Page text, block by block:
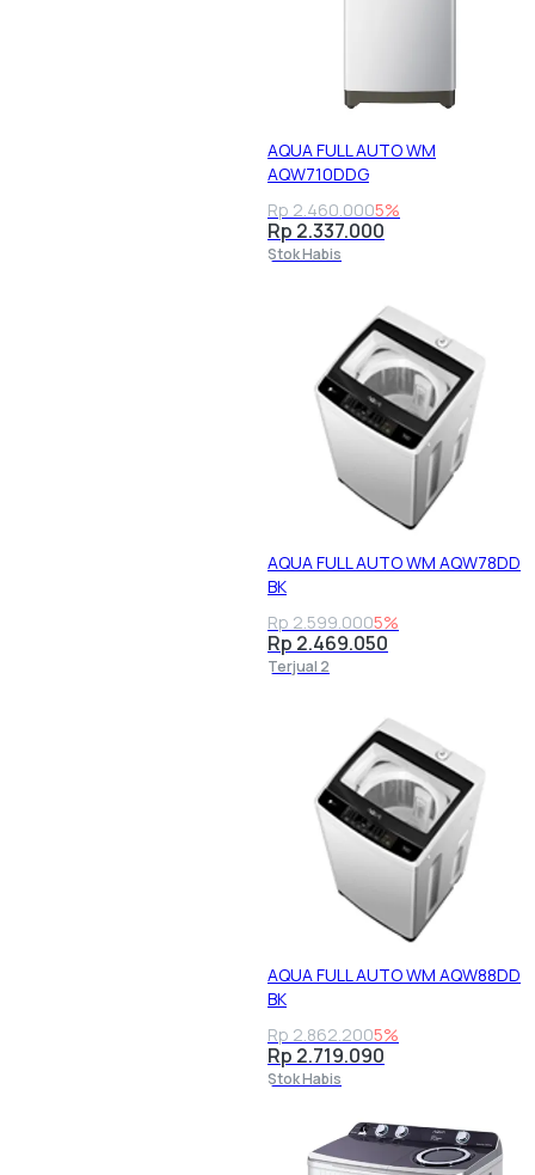
AQUA FULL AUTO WM
AQW710DDG
Rp 2.460.0005%
Rp 2.337.000
Stok Habis
AQUA FULL AUTO WM AQW78DD
BK
Rp 2.599.0005%
Rp 2.469.050
Terjual 2
AQUA FULL AUTO WM AQW88DD
BK
Rp 2.862.2005%
Rp 2.719.090
Stok Habis